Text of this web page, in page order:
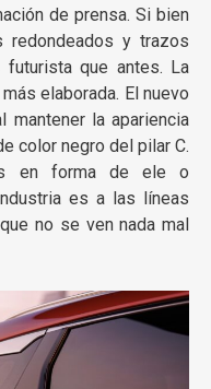
de prensa. Si bien
redondeados y trazos
que antes. La
elaborada. El nuevo
mantener la apariencia
color negro del pilar C.
en forma de ele o
es a las líneas
no se ven nada mal